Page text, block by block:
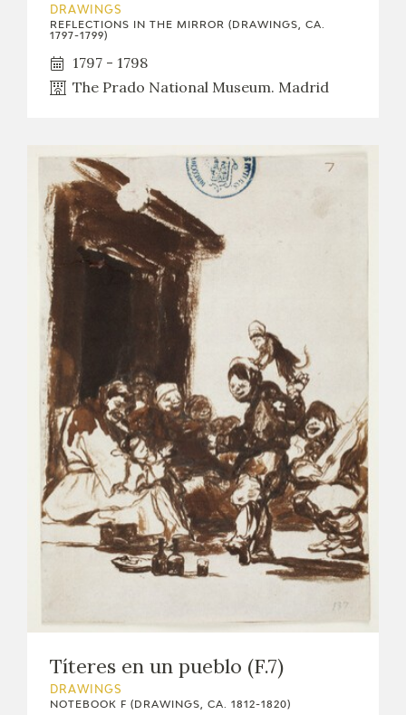
PREMIO ARAGÓN GOYA
EDICIONES
PUBLICACIONES
SHOP
ONLINE SHOP
EDUCA
RECURSOS EDUCATIVOS
DRAWINGS
REFLECTIONS IN THE MIRROR (DRAWINGS, CA.
1797-1799)
1797 - 1798
The Prado National Museum. Madrid
Títeres en un pueblo (F.7)
DRAWINGS
NOTEBOOK F (DRAWINGS, CA. 1812-1820)